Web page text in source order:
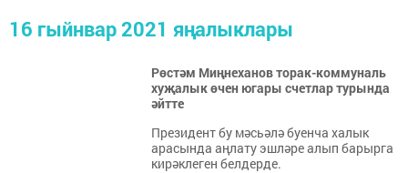
16 гыйнвар 2021 яңалыклары
Рөстәм Миңнеханов торак-коммуналь
хуҗалык өчен югары счетлар турында
әйтте
Президент бу мәсьәлә буенча халык
арасында аңлату эшләре алып барырга
кирәклеген белдерде.